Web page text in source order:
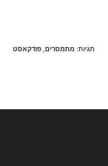
תגיות: מתמסרים, פודקאסט